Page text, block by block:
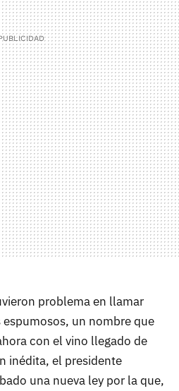
problema en llamar
espumosos, un nombre que
con el vino llegado de
inédita, el presidente
una nueva ley por la que,